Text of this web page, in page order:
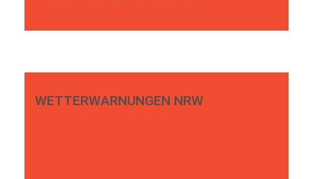
WETTERWARNUNGEN NRW